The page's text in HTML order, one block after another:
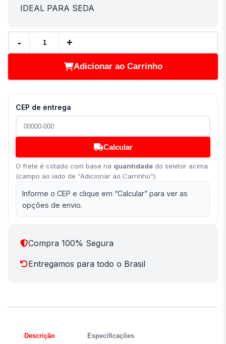
IDEAL PARA SEDA
- +
Adicionar ao Carrinho
CEP de entrega
Calcular
O frete é cotado com base na quantidade do seletor acima
(campo ao lado de “Adicionar ao Carrinho”).
Informe o CEP e clique em “Calcular” para ver as
opções de envio.
Compra 100% Segura
Entregamos para todo o Brasil
Descrição Especificações